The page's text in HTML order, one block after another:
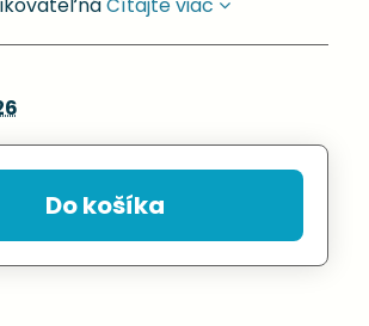
Do košíka